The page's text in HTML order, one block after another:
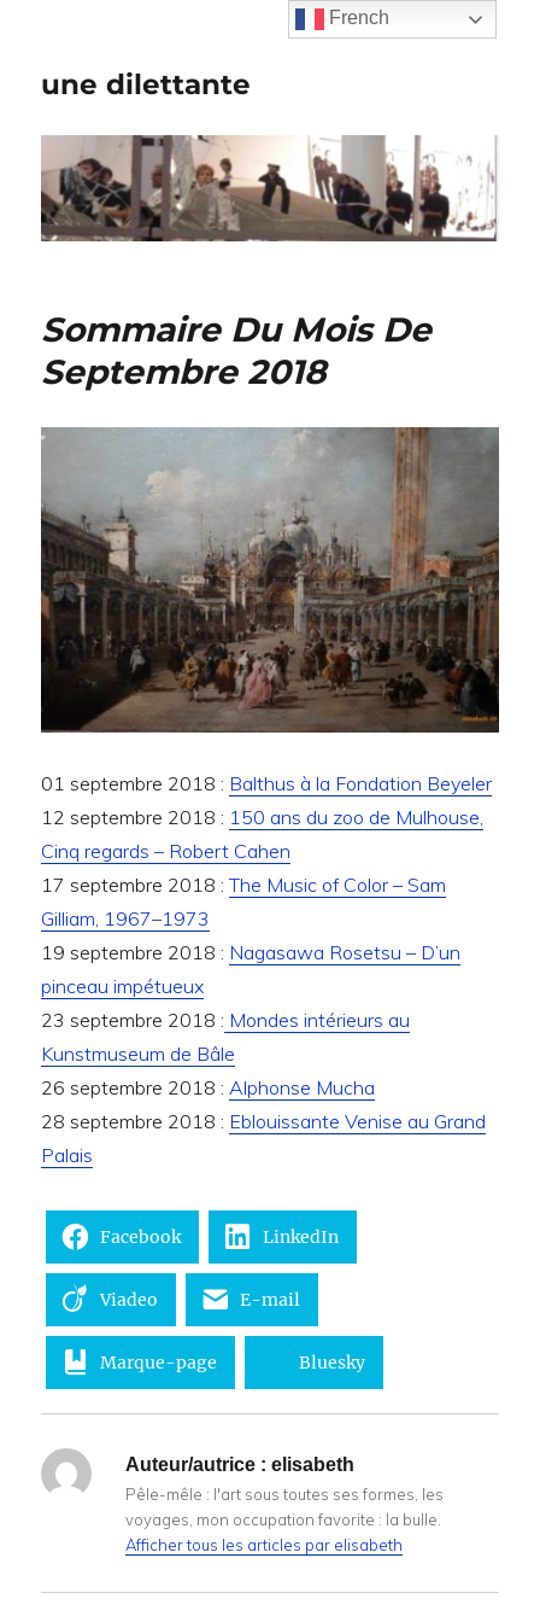
une dilettante
Sommaire Du Mois De
Septembre 2018
01 septembre 2018 : Balthus à la Fondation Beyeler
12 septembre 2018 : 150 ans du zoo de Mulhouse,
Cinq regards – Robert Cahen
17 septembre 2018 :The Music of Color – Sam
Gilliam, 1967–1973
19 septembre 2018 : Nagasawa Rosetsu – D’un
pinceau impétueux
23 septembre 2018 : Mondes intérieurs au
Kunstmuseum de Bâle
26 septembre 2018 :Alphonse Mucha
28 septembre 2018 : Eblouissante Venise au Grand
Palais
Facebook LinkedIn
Viadeo E-mail
Marque-page Bluesky
Auteur/autrice : elisabeth
Pêle-mêle : l'art sous toutes ses formes, les
voyages, mon occupation favorite : la bulle.
Afficher tous les articles par elisabeth
French